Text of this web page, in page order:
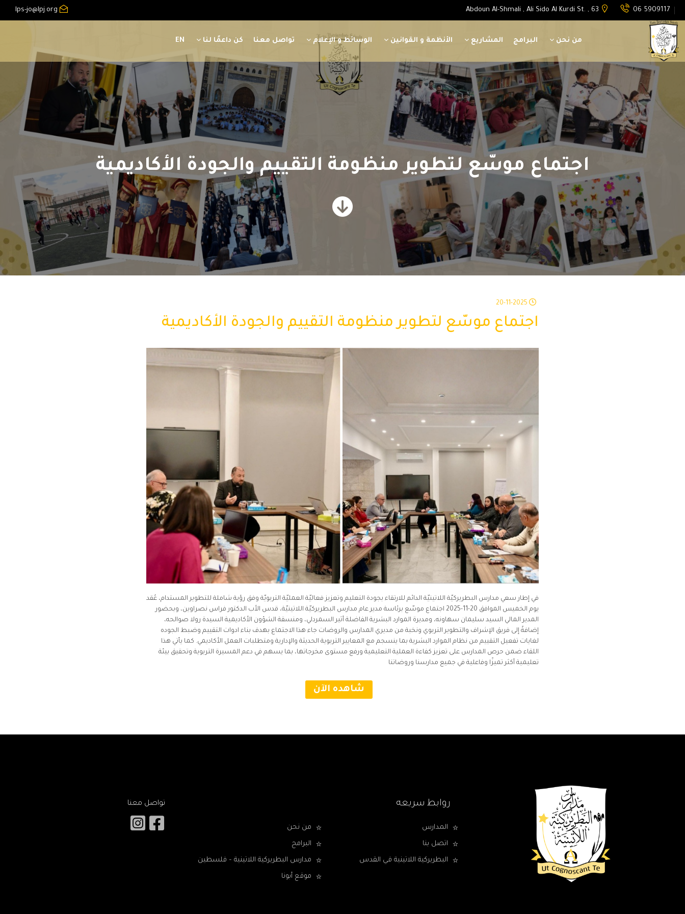
06 5909117
Abdoun Al-Shmali , Ali Sido Al Kurdi St. , 63
lps-jo@lpj.org
من نحن البرامج المشاريع الأنظمة و القوانين الوسائط و الإعلام تواصل معنا كن داعمًا لنا EN
اجتماع موسّع لتطوير منظومة التقييم والجودة الأكاديمية
اجتماع موسّع لتطوير منظومة التقييم والجودة الأكاديمية
في إطار سعي مدارس البطريركيّة اللاتينيّة الدائم للارتقاء بجودة التعليم وتعزيز فعاليّة العمليّة التربويّة وفق رؤية شاملة للتطوير المستدام، عُقد
يوم الخميس الموافق 20-11-2025 اجتماع موسّع برئاسة مدير عام مدارس البطريركيّة اللاتينيّة، قدس الأب الدكتور فراس نصراوين، وبحضور
المدير المالي السيد سليمان سهاونه، ومديرة الموارد البشرية الفاضلة أثير السمردلي، ومنسقة الشؤون الأكاديمية السيدة رولا صوالحه،
إضافةً إلى فريق الإشراف والتطوير التربوي ونخبة من مديري المدارس والروضات جاء هذا الاجتماع بهدف بناء ادوات التقييم وضبط الجوده
لغايات تفعيل التقييم من نظام الموارد البشرية بما ينسجم مع المعايير التربوية الحديثة والإدارية ومتطلبات العمل الأكاديمي. كما يأتي هذا
اللقاء ضمن حرص المدارس على تعزيز كفاءة العملية التعليمية ورفع مستوى مخرجاتها، بما يسهم في دعم المسيرة التربوية وتحقيق بيئة
تعليمية أكثر تميزًا وفاعلية في جميع مدارسنا وروضاتنا
شاهده الآن
روابط سريعه
من نحن المدارس
البرامج اتصل بنا
مدارس البطريركية اللاتينية – فلسطين البطريركية اللاتينية في القدس
موقع أبونا
تواصل معنا